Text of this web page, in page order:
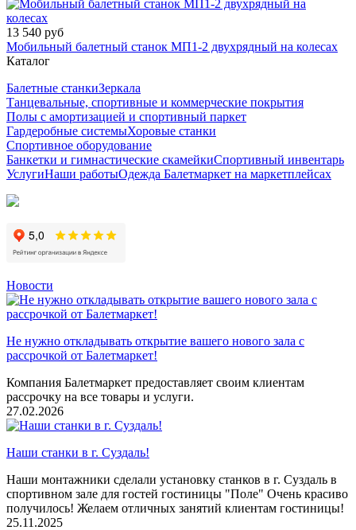
13 540 руб
Мобильный балетный станок МП1-2 двухрядный на колесах
Каталог
Балетные станкиЗеркала
Танцевальные, спортивные и коммерческие покрытия
Полы с амортизацией и спортивный паркет
Гардеробные системыХоровые станки
Спортивное оборудование
Банкетки и гимнастические скамейкиСпортивный инвентарь
УслугиНаши работыОдежда Балетмаркет на маркетплейсах
Новости
Не нужно откладывать открытие вашего нового зала с
рассрочкой от Балетмаркет!
Компания Балетмаркет предоставляет своим клиентам
рассрочку на все товары и услуги.
27.02.2026
Наши станки в г. Суздаль!
Наши монтажники сделали установку станков в г. Суздаль в
спортивном зале для гостей гостиницы "Поле" Очень красиво
получилось! Желаем отличных занятий клиентам гостиницы!
25.11.2025